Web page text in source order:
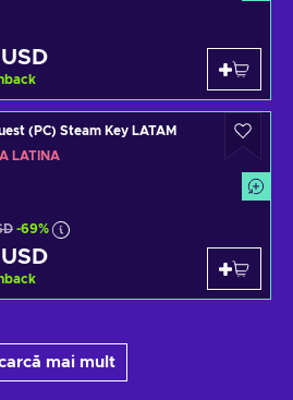
(PC) Steam Key LATAM
LATINĂ
-69%
mai mult